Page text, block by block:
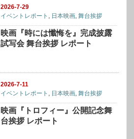
2026-7-29
イベントレポート
日本映画 ,舞台挨拶
映画『時には懺悔を』完成披露
試写会 舞台挨拶 レポート
2026-7-11
イベントレポート , 日本映画,舞台挨拶
映画『トロフィー』公開記念舞
台挨拶 レポート